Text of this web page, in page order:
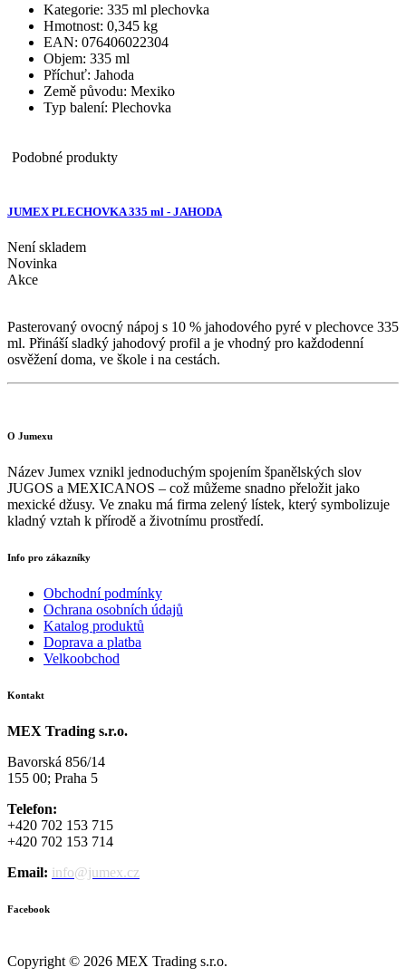
Kategorie: 335 ml plechovka
Hmotnost: 0,345 kg
EAN: 076406022304
Objem: 335 ml
Příchuť: Jahoda
Země původu: Mexiko
Typ balení: Plechovka
Podobné produkty
JUMEX PLECHOVKA 335 ml - JAHODA
Není skladem
Novinka
Akce
Pasterovaný ovocný nápoj s 10 % jahodového pyré v plechovce 335
ml. Přináší sladký jahodový profil a je vhodný pro každodenní
osvěžení doma, ve škole i na cestách.
O Jumexu
Název Jumex vznikl jednoduchým spojením španělských slov
JUGOS a MEXICANOS – což můžeme snadno přeložit jako
mexické džusy. Ve znaku má firma zelený lístek, který symbolizuje
kladný vztah k přírodě a životnímu prostředí.
Info pro zákazníky
Obchodní podmínky
Ochrana osobních údajů
Katalog produktů
Doprava a platba
Velkoobchod
Kontakt
MEX Trading s.r.o.
Bavorská 856/14
155 00; Praha 5
Telefon:
+420 702 153 715
+420 702 153 714
Email: info@jumex.cz
Facebook
Copyright © 2026 MEX Trading s.r.o.